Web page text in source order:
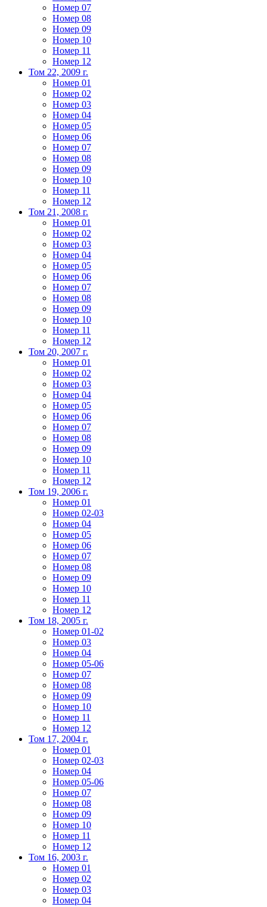
Номер 07
Номер 08
Номер 09
Номер 10
Номер 11
Номер 12
Том 22, 2009 г.
Номер 01
Номер 02
Номер 03
Номер 04
Номер 05
Номер 06
Номер 07
Номер 08
Номер 09
Номер 10
Номер 11
Номер 12
Том 21, 2008 г.
Номер 01
Номер 02
Номер 03
Номер 04
Номер 05
Номер 06
Номер 07
Номер 08
Номер 09
Номер 10
Номер 11
Номер 12
Том 20, 2007 г.
Номер 01
Номер 02
Номер 03
Номер 04
Номер 05
Номер 06
Номер 07
Номер 08
Номер 09
Номер 10
Номер 11
Номер 12
Том 19, 2006 г.
Номер 01
Номер 02-03
Номер 04
Номер 05
Номер 06
Номер 07
Номер 08
Номер 09
Номер 10
Номер 11
Номер 12
Том 18, 2005 г.
Номер 01-02
Номер 03
Номер 04
Номер 05-06
Номер 07
Номер 08
Номер 09
Номер 10
Номер 11
Номер 12
Том 17, 2004 г.
Номер 01
Номер 02-03
Номер 04
Номер 05-06
Номер 07
Номер 08
Номер 09
Номер 10
Номер 11
Номер 12
Том 16, 2003 г.
Номер 01
Номер 02
Номер 03
Номер 04